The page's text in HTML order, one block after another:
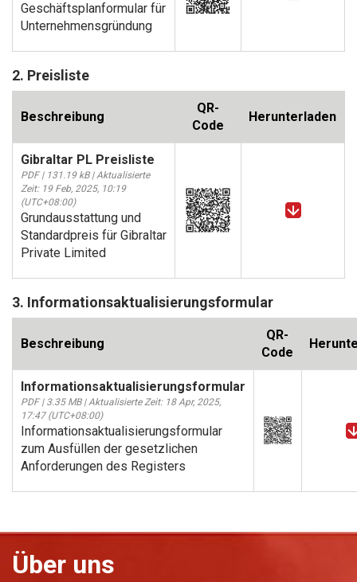
Geschäftsplanformular für
Unternehmensgründung
2. Preisliste
Beschreibung
QR-
Code
Herunterladen
Gibraltar PL Preisliste
PDF | 131.19 kB | Aktualisierte
Zeit: 19 Feb, 2025, 10:19
(UTC+08:00)
Grundausstattung und
Standardpreis für Gibraltar
Private Limited
3. Informationsaktualisierungsformular
Beschreibung
QR-
Code
Informationsaktualisierungsformular
PDF | 3.35 MB | Aktualisierte Zeit: 18 Apr, 2025,
17:47 (UTC+08:00)
Informationsaktualisierungsformular
zum Ausfüllen der gesetzlichen
Anforderungen des Registers
Über uns